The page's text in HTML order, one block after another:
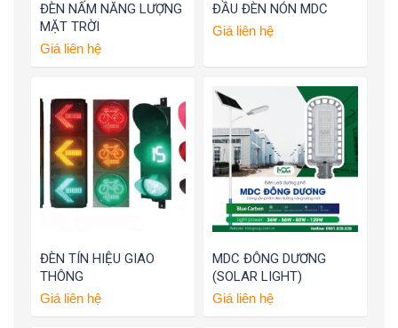
ĐÈN NẤM NĂNG LƯỢNG
MẶT TRỜI
Giá liên hệ
ĐẦU ĐÈN NÓN MDC
Giá liên hệ
ĐÈN TÍN HIỆU GIAO
THÔNG
Giá liên hệ
MDC ĐÔNG DƯƠNG
(SOLAR LIGHT)
Giá liên hệ